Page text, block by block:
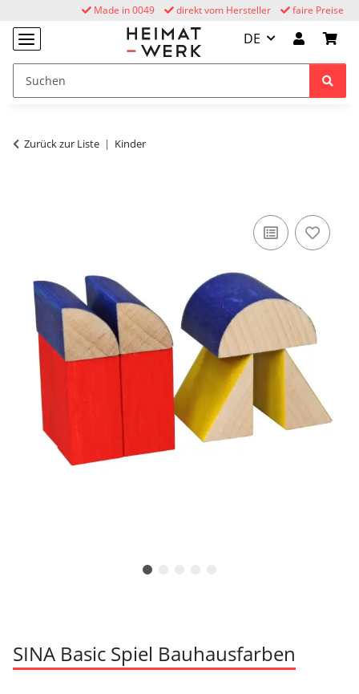
faire Preise
direkt vom Hersteller
Made in 0049
DE
Zurück zur Liste Kinder
SINA Basic Spiel Bauhausfarben